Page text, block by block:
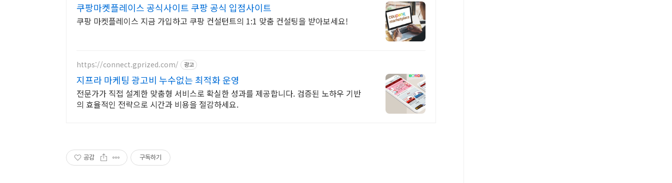
쿠팡마켓플레이스 공식사이트 쿠팡 공식 입점사이트
쿠팡 마켓플레이스 지금 가입하고 쿠팡 컨설턴트의 1:1 맞춤 컨설팅을 받아보세요!
https://connect.gprized.com/ 광고
지프라 마케팅 광고비 누수없는 최적화 운영
전문가가 직접 설계한 맞춤형 서비스로 확실한 성과를 제공합니다. 검증된 노하우 기반
의 효율적인 전략으로 시간과 비용을 절감하세요.
공감 구독하기